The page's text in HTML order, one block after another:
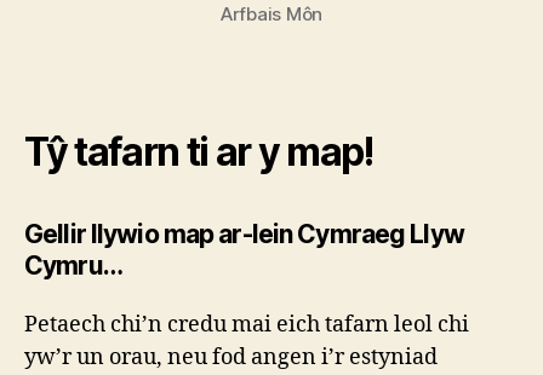
Arfbais Môn
Tŷ tafarn ti ar y map!
Gellir llywio map ar-lein Cymraeg Llyw
Cymru…
Petaech chi’n credu mai eich tafarn leol chi
yw’r un orau, neu fod angen i’r estyniad